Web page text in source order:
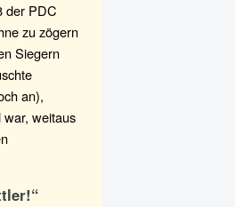
der PDC
zu zögern
Siegern
an),
weitaus